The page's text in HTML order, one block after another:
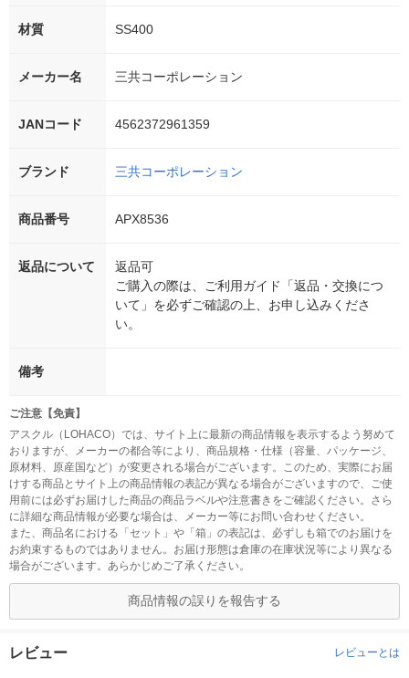
材質 SS400
メーカー名 三共コーポレーション
JANコード 4562372961359
ブランド 三共コーポレーション
商品番号 APX8536
返品について
返品可
ご購入の際は、ご利用ガイド「返品・交換につ
いて」を必ずご確認の上、お申し込みくださ
い。
備考
ご注意【免責】
アスクル（LOHACO）では、サイト上に最新の商品情報を表示するよう努めて
おりますが、メーカーの都合等により、商品規格・仕様（容量、パッケージ、
原材料、原産国など）が変更される場合がございます。このため、実際にお届
けする商品とサイト上の商品情報の表記が異なる場合がございますので、ご使
用前には必ずお届けした商品の商品ラベルや注意書きをご確認ください。さら
に詳細な商品情報が必要な場合は、メーカー等にお問い合わせください。
また、商品名における「セット」や「箱」の表記は、必ずしも箱でのお届けを
お約束するものではありません。お届け形態は倉庫の在庫状況等により異なる
場合がございます。あらかじめご了承ください。
商品情報の誤りを報告する
レビュー レビューとは